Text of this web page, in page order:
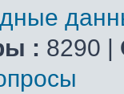
: 8290 |